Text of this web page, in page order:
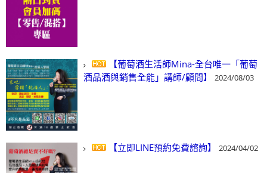
【葡萄酒生活師Mina-全台唯一「葡萄
酒品酒與銷售全能」講師/顧問】
2024/08/03
【立即LINE預約免費諮詢】 2024/04/02